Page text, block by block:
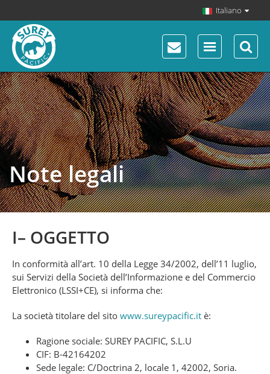
Italiano
Note legali
I– OGGETTO
In conformità all’art. 10 della Legge 34/2002, dell’11 luglio,
sui Servizi della Società dell’Informazione e del Commercio
Elettronico (LSSI+CE), si informa che:
La società titolare del sito www.sureypacific.it è:
Ragione sociale: SUREY PACIFIC, S.L.U
CIF: B-42164202
Sede legale: C/Doctrina 2, locale 1, 42002, Soria.